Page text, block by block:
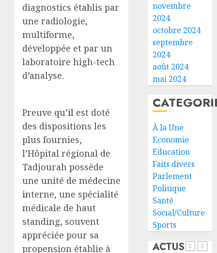
diagnostics établis par
une radiologie,
multiforme,
développée et par un
laboratoire high-tech
d’analyse.
Preuve qu’il est doté
des dispositions les
plus fournies,
l’Hôpital régional de
Tadjourah possède
une unité de médecine
interne, une spécialité
médicale de haut
standing, souvent
appréciée pour sa
propension établie à
novembre
2024
octobre 2024
septembre
2024
août 2024
mai 2024
À la Une
Economie
Education
Faits divers
Parlement
Politique
Santé
Social/Culture
Sports
ACTUS
3
les
dans
CDC
d’Ali-
0
4
les
à
la
0
5
Ismaïl
ses
après
reste
mise
face